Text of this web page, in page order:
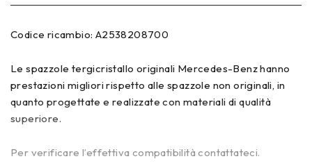
Codice ricambio: A2538208700
Le spazzole tergicristallo originali Mercedes-Benz hanno
prestazioni migliori rispetto alle spazzole non originali, in
quanto progettate e realizzate con materiali di qualità
superiore.
Per verificare l’effettiva compatibilità contattateci.